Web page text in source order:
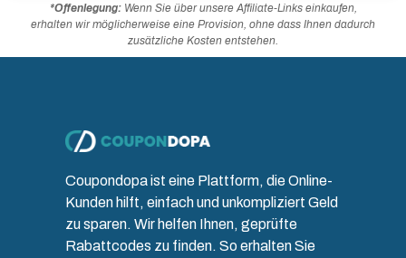
*Offenlegung:Wenn Sie über unsere Affiliate-Links einkaufen,
erhalten wir möglicherweise eine Provision, ohne dass Ihnen dadurch
zusätzliche Kosten entstehen.
Coupondopa ist eine Plattform, die Online-
Kunden hilft, einfach und unkompliziert Geld
zu sparen. Wir helfen Ihnen, geprüfte
Rabattcodes zu finden. So erhalten Sie